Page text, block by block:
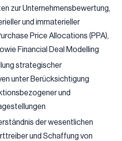
zur Unternehmensbewertung,
und immaterieller
Price Allocations (PPA),
Financial Deal Modelling
strategischer
unter Berücksichtigung
und
der wesentlichen
und Schaffung von